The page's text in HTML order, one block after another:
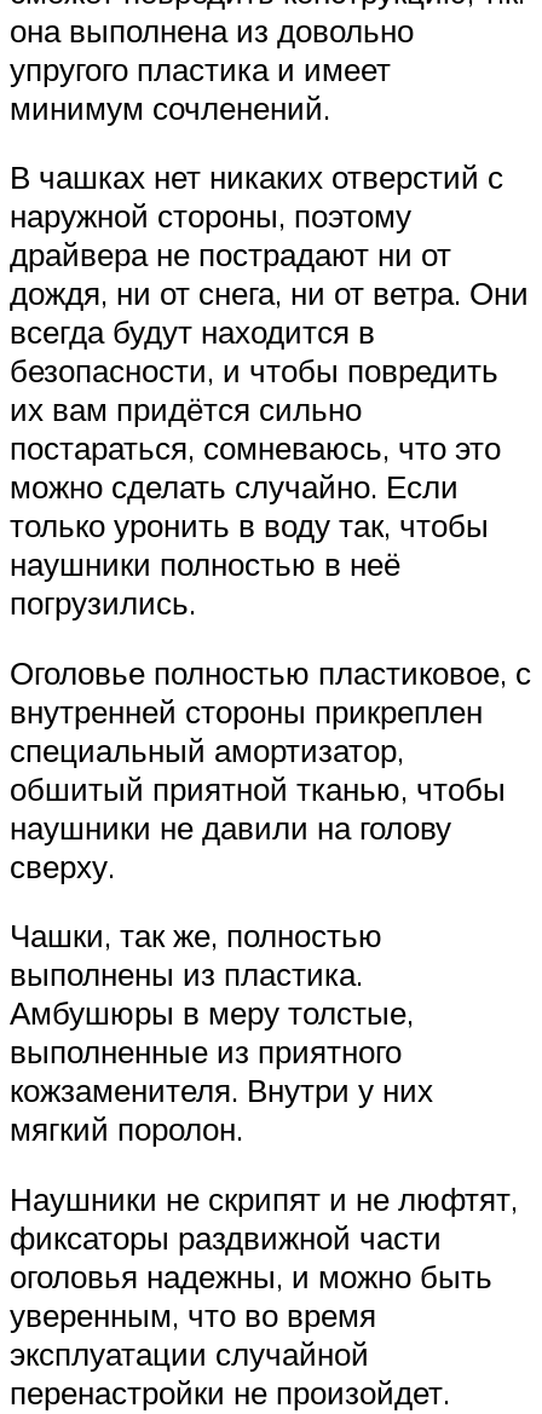
она выполнена из довольно
упругого пластика и имеет
минимум сочленений.
В чашках нет никаких отверстий с
наружной стороны, поэтому
драйвера не пострадают ни от
дождя, ни от снега, ни от ветра. Они
всегда будут находится в
безопасности, и чтобы повредить
их вам придётся сильно
постараться, сомневаюсь, что это
можно сделать случайно. Если
только уронить в воду так, чтобы
наушники полностью в неё
погрузились.
Оголовье полностью пластиковое, с
внутренней стороны прикреплен
специальный амортизатор,
обшитый приятной тканью, чтобы
наушники не давили на голову
сверху.
Чашки, так же, полностью
выполнены из пластика.
Амбушюры в меру толстые,
выполненные из приятного
кожзаменителя. Внутри у них
мягкий поролон.
Наушники не скрипят и не люфтят,
фиксаторы раздвижной части
оголовья надежны, и можно быть
уверенным, что во время
эксплуатации случайной
перенастройки не произойдет.